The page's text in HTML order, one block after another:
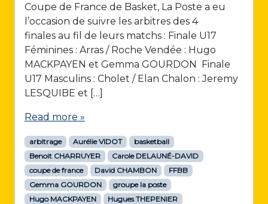
Coupe de France de Basket, La Poste a eu
l’occasion de suivre les arbitres des 4
finales au fil de leurs matchs : Finale U17
Féminines : Arras / Roche Vendée : Hugo
MACKPAYEN et Gemma GOURDON Finale
U17 Masculins : Cholet / Elan Chalon : Jeremy
LESQUIBE et […]
Read more »
arbitrage Aurélie VIDOT
basketball
Benoit CHARRUYER
Carole DELAUNÉ-DAVID
coupe de france
David CHAMBON
FFBB
Gemma GOURDON
groupe la poste
Hugo MACKPAYEN
Hugues THEPENIER